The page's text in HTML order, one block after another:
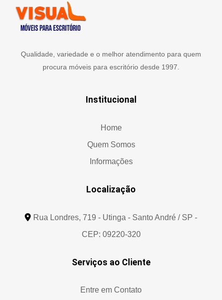
Qualidade, variedade e o melhor atendimento para quem
procura móveis para escritório desde 1997.
Institucional
Home
Quem Somos
Informações
Localização
Rua Londres, 719 - Utinga - Santo André / SP -
CEP: 09220-320
Serviços ao Cliente
Entre em Contato